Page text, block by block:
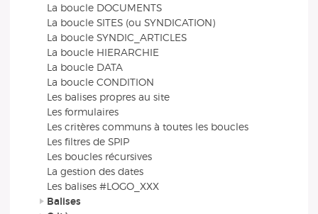
La boucle DOCUMENTS
La boucle SITES (ou SYNDICATION)
La boucle SYNDIC_ARTICLES
La boucle HIERARCHIE
La boucle DATA
La boucle CONDITION
Les balises propres au site
Les formulaires
Les critères communs à toutes les boucles
Les filtres de SPIP
Les boucles récursives
La gestion des dates
Les balises #LOGO_XXX
Balises